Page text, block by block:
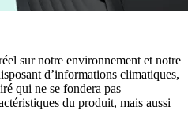
sur notre environnement et notre
d’informations climatiques,
qui ne se fondera pas
du produit, mais aussi